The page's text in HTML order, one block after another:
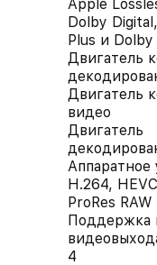
Apple
Dolby
Plus и
Двигатель
Двигатель
видео
Двигатель
Аппаратное
H.264,
ProRes RAW
Поддержка
4